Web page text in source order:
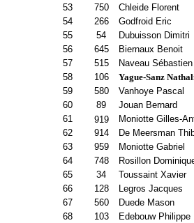
53
750
Chleide Florent
54
266
Godfroid Eric
55
54
Dubuisson Dimitri
56
645
Biernaux Benoit
57
515
Naveau Sébastien
58
106
Yague-Sanz
59
580
Vanhoye Pascal
60
89
Jouan Bernard
61
919
Moniotte Gilles-
62
914
De Meersman
63
959
Moniotte Gabriel
64
748
Rosillon
65
34
Toussaint Xavier
66
128
Legros Jacques
67
560
Duede Mason
68
103
Edebouw Philippe